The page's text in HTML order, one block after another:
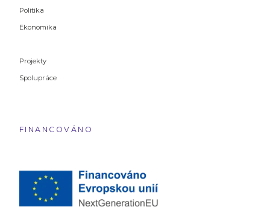
Politika
Ekonomika
Projekty
Spolupráce
FINANCOVÁNO